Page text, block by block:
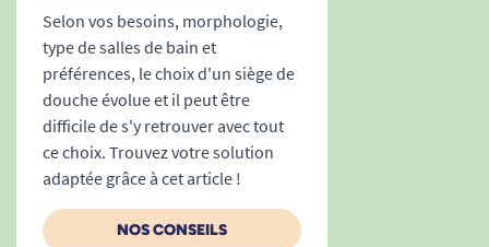
Selon vos besoins, morphologie,
type de salles de bain et
préférences, le choix d'un siège de
douche évolue et il peut être
difficile de s'y retrouver avec tout
ce choix. Trouvez votre solution
adaptée grâce à cet article !
NOS CONSEILS